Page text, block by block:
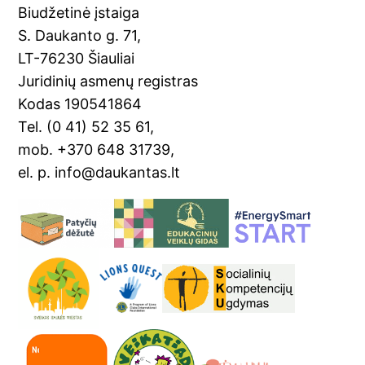
o
o
k
Tr
a
n
sl
at
e
Biudžetinė įstaiga
S. Daukanto g. 71,
LT-76230 Šiauliai
Juridinių asmenų registras
Kodas 190541864
Tel. (0 41) 52 35 61,
mob. +370 648 31739,
el. p. info@daukantas.lt